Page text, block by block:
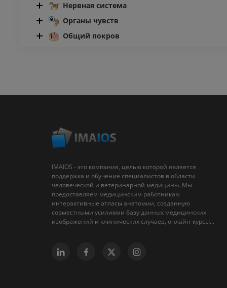
Нервная система
Органы чувств
Общий покров
IMAIOS - это компания, целью которой является
поддержка и обучение специалистов в области
человеческой и ветеринарной медицины. Мы
предоставляем медицинским работникам
интерактивные атласы анатомии, созданную
совместными усилиями базу данных медицинских
изображений и клинических случаев, онлайн-курсы...